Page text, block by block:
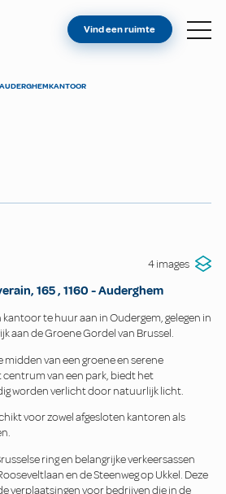
EEN RUIMTE
Vind een ruimte
KANTOOR
4 images
165, 1160 -Auderghem
kantoor te huur aan in Oudergem, gelegen in
aan de Groene Gordel van Brussel.
van een groene en serene
van een park, biedt het
worden verlicht door natuurlijk licht.
voor zowel afgesloten kantoren als
ring en belangrijke verkeersassen
en de Steenweg op Ukkel. Deze
verplaatsingen voor bedrijven die in de